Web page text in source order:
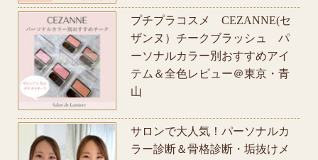
プチプラコスメ CEZANNE(セ
ザンヌ）チークブラッシュ パ
ーソナルカラー別おすすめアイ
テム＆全色レビュー＠東京・青
山
サロンで大人気！パーソナルカ
ラー診断＆骨格診断・垢抜けメ